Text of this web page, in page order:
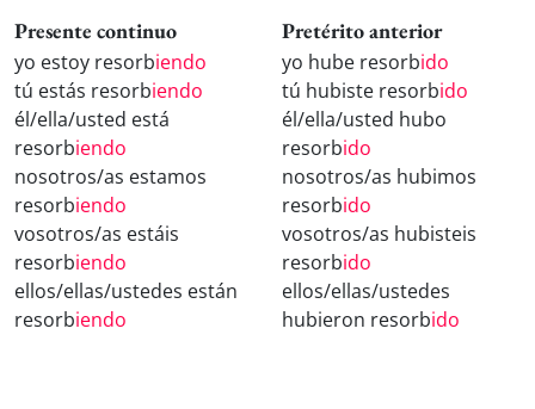
Presente continuo
yo estoy resorbiendo
tú estás resorbiendo
él/ella/usted está
resorbiendo
nosotros/as estamos
resorbiendo
vosotros/as estáis
resorbiendo
ellos/ellas/ustedes están
resorbiendo
Pretérito anterior
yo hube resorbido
tú hubiste resorbido
él/ella/usted hubo
resorbido
nosotros/as hubimos
resorbido
vosotros/as hubisteis
resorbido
ellos/ellas/ustedes
hubieron resorbido